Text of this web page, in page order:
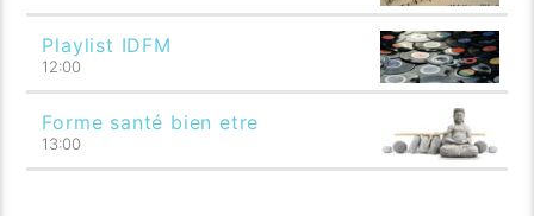
Playlist IDFM
12:00
Forme santé bien etre
13:00